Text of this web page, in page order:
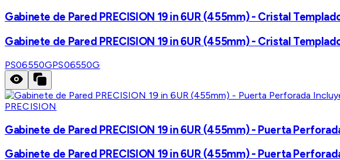
Gabinete de Pared PRECISION 19 in 6UR (455mm) - Cristal
Gabinete de Pared PRECISION 19 in 6UR (455mm) - Cristal
PS06550GPS06550G
PRECISION
Gabinete de Pared PRECISION 19 in 6UR (455mm) - Puerta
Gabinete de Pared PRECISION 19 in 6UR (455mm) - Puerta